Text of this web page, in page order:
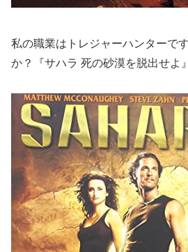
私の職業はトレジャーハンターで
か？『サハラ 死の砂漠を脱出せよ』